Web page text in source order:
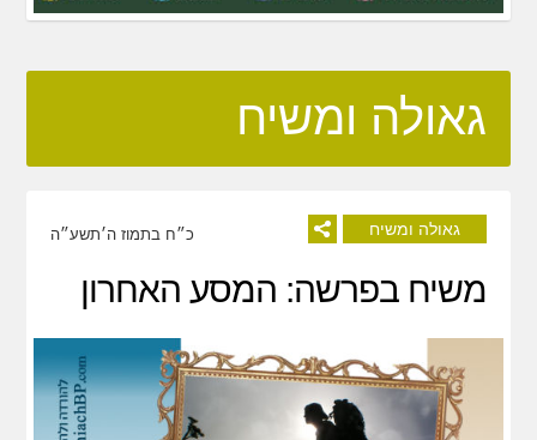
גאולה ומשיח
גאולה ומשיח כ״ח בתמוז ה׳תשע״ה
משיח בפרשה: המסע האחרון